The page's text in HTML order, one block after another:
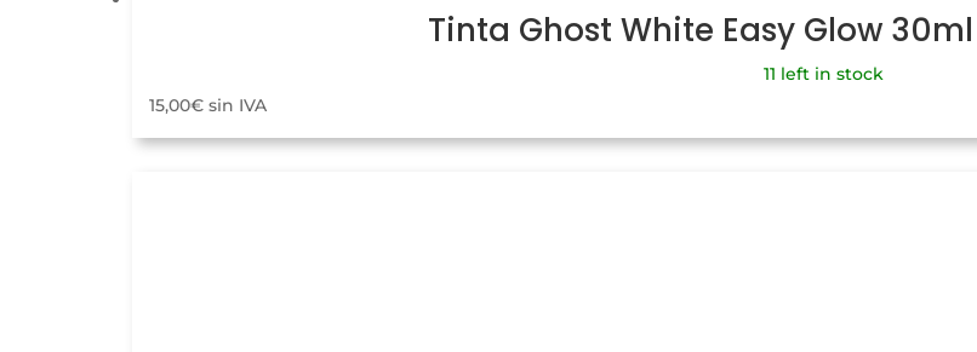
Tinta Ghost White Easy Glow 30ml
11 left in stock
15,00€ sin IVA